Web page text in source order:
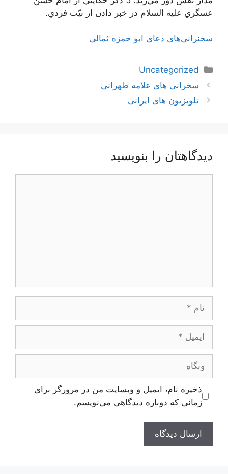
عسگري عليه السلام در خبر دادن از نيّت فردي.
سخنرانی‌های دعای ابو حمزه ثمالی
دسته‌ها
Uncategorized
ناوبری
نوشته‌ها
سخرانی های علامه طهرانی
تلویزیون های ایرانی
دیدگاهتان را بنویسید
ایمیل
وبگاه
ذخیره نام، ایمیل و وبسایت من در مرورگر برای
زمانی که دوباره دیدگاهی می‌نویسم.